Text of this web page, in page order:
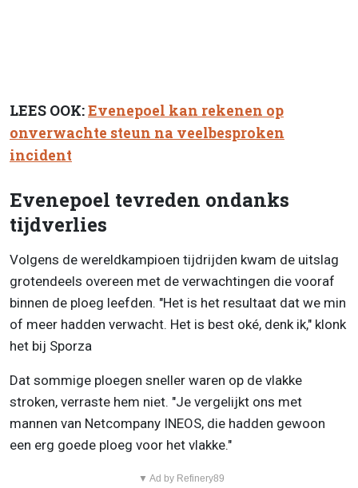
LEES OOK:Evenepoel kan rekenen op
onverwachte steun na veelbesproken
incident
Evenepoel tevreden ondanks
tijdverlies
Volgens de wereldkampioen tijdrijden kwam de uitslag
grotendeels overeen met de verwachtingen die vooraf
binnen de ploeg leefden. "Het is het resultaat dat we min
of meer hadden verwacht. Het is best oké, denk ik," klonk
het bij Sporza
Dat sommige ploegen sneller waren op de vlakke
stroken, verraste hem niet. "Je vergelijkt ons met
mannen van Netcompany INEOS, die hadden gewoon
een erg goede ploeg voor het vlakke."
▼ Ad by Refinery89